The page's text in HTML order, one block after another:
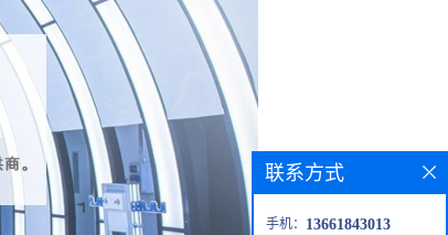
联系方式
手机： 13661843013